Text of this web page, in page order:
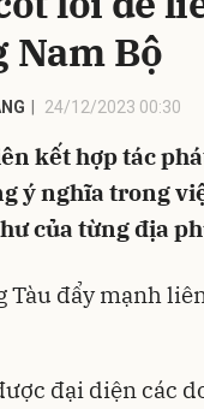
Bộ
24/12/2023 00:30
kết hợp tác
ý nghĩa trong
của từng địa
Tàu đẩy mạnh
đại diện các